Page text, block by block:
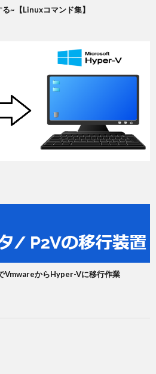
~【Linuxコマンド集】
からHyper-Vに移行作業